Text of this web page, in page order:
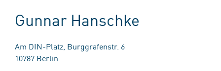
Gunnar Hanschke
Am DIN-Platz, Burggrafenstr. 6
10787 Berlin